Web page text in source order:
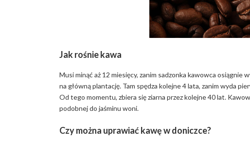
Jak rośnie kawa
Musi minąć aż 12 miesięcy, zanim sadzonka kawowca osiągnie
na główną plantację. Tam spędza kolejne 4 lata, zanim wyda
Od tego momentu, zbiera się ziarna przez kolejne 40 lat.
podobnej do jaśminu woni.
Czy można uprawiać kawę w doniczce?